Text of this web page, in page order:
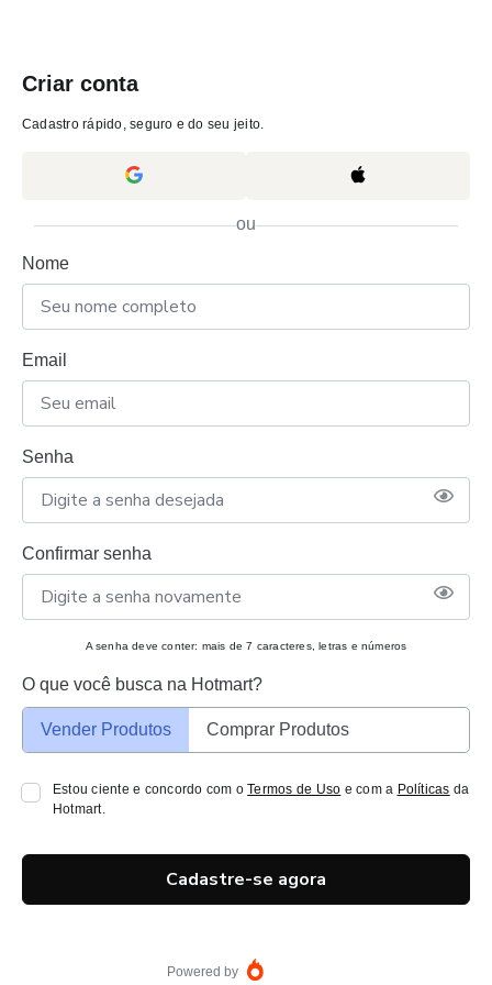
Criar conta
Cadastro rápido, seguro e do seu jeito.
ou
Nome
Email
Senha
Confirmar senha
A senha deve conter: mais de 7 caracteres, letras e números
O que você busca na Hotmart?
Vender Produtos Comprar Produtos
Estou ciente e concordo com oTermos de Uso e com a Políticas da
Hotmart.
Cadastre-se agora
Powered by